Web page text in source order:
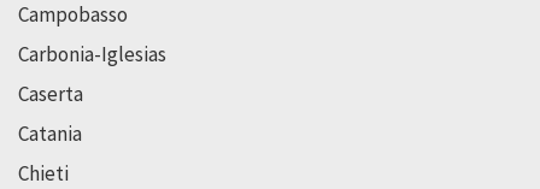
Campobasso
Carbonia-Iglesias
Caserta
Catania
Chieti